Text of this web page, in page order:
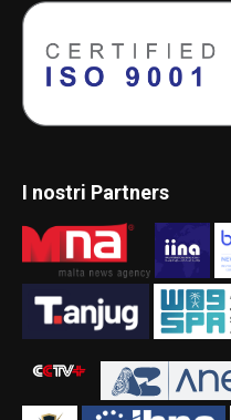
I nostri Partners